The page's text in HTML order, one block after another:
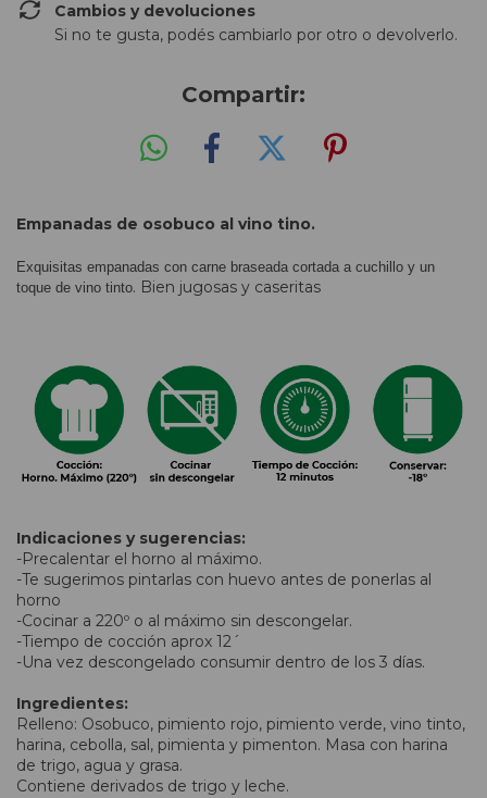
Cambios y devoluciones
Si no te gusta, podés cambiarlo por otro o devolverlo.
Compartir:
Empanadas de osobuco al vino tino.
Exquisitas empanadas con carne braseada cortada a cuchillo y un
toque de vino tinto. Bien jugosas y caseritas
Indicaciones y sugerencias:
-Precalentar el horno al máximo.
-Te sugerimos pintarlas con huevo antes de ponerlas al
horno
-Cocinar a 220º o al máximo sin descongelar.
-Tiempo de cocción aprox 12´
-Una vez descongelado consumir dentro de los 3 días.
Ingredientes:
Relleno: Osobuco, pimiento rojo, pimiento verde, vino tinto,
harina, cebolla, sal, pimienta y pimenton. Masa con harina
de trigo, agua y grasa.
Contiene derivados de trigo y leche.